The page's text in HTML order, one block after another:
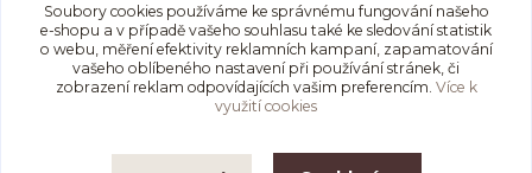
info@infinitypierce.cz
Soubory cookies používáme ke správnému fungování našeho
e-shopu a v případě vašeho souhlasu také ke sledování statistik
o webu, měření efektivity reklamních kampaní, zapamatování
vašeho oblíbeného nastavení při používání stránek, či
zobrazení reklam odpovídajících vašim preferencím. Více k
využití cookies